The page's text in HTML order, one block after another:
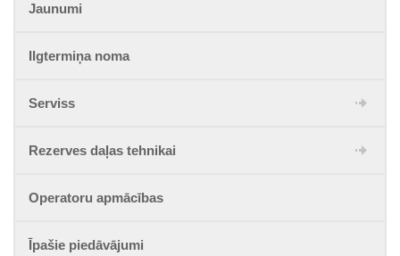
Jaunumi
Ilgtermiņa noma
Serviss
Rezerves daļas tehnikai
Operatoru apmācības
Īpašie piedāvājumi